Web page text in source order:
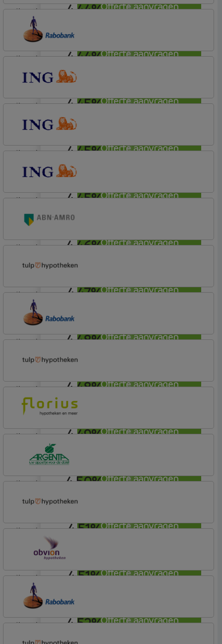
Offerte aanvragen
4,44%
Offerte aanvragen
lineair
4,44%
Offerte aanvragen
ABN AMRO Bank
Woning
lineair
4,45%
Offerte aanvragen
Plusvoorwaarden
lineair
4,45%
Offerte aanvragen
Basistarief
lineair
4,45%
Offerte aanvragen
Basistarief
lineair
4,46%
Offerte aanvragen
Basistarief
lineair
4,47%
Offerte aanvragen
Woning
lineair
4,48%
Offerte aanvragen
Tulp Hypotheken
Tulp Compleet Hypotheken
lineair
4,48%
Offerte aanvragen
Basisvoorwaarden
lineair
4,49%
Offerte aanvragen
Tulp Hypotheken
Tulp Compleet Hypotheken
lineair
4,50%
Offerte aanvragen
Profijt twaalf
lineair
4,51%
Offerte aanvragen
Hypotheek
lineair
4,51%
Offerte aanvragen
Tulp Hypotheken
Tulp Compleet Hypotheken
lineair
4,52%
OBVION Hypotheken
Woon Hypotheek
lineair